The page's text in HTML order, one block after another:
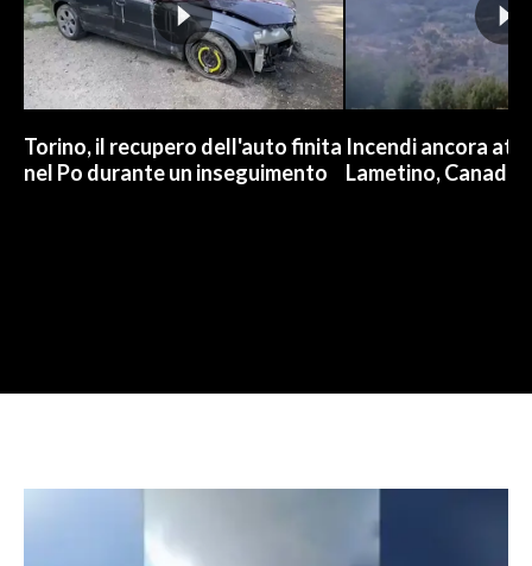
Torino, il recupero dell'auto finita
nel Po durante un inseguimento
Incendi ancora
Lametino,